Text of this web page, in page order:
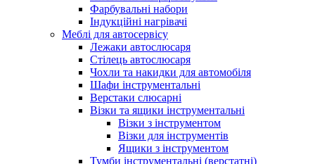
Фарбувальні набори
Індукційні нагрівачі
Меблі для автосервісу
Лежаки автослюсаря
Стілець автослюсаря
Чохли та накидки для автомобіля
Шафи інструментальні
Верстаки слюсарні
Візки та ящики інструментальні
Візки з інструментом
Візки для інструментів
Ящики з інструментом
Тумби інструментальні (верстатні)